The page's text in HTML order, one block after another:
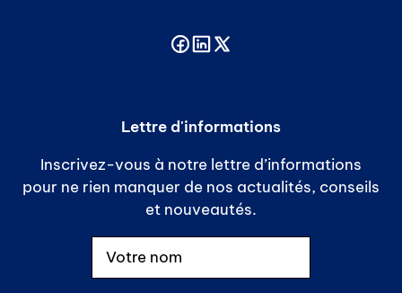
Lettre d'informations
Inscrivez-vous à notre lettre d’informations
pour ne rien manquer de nos actualités, conseils
et nouveautés.